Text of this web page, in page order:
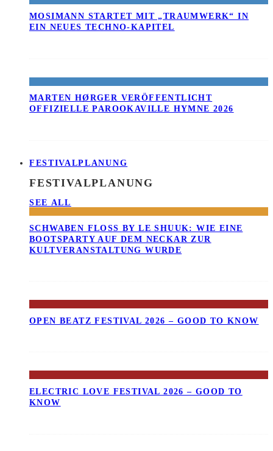
MOSIMANN STARTET MIT „TRAUMWERK“ IN
EIN NEUES TECHNO-KAPITEL
MARTEN HØRGER VERÖFFENTLICHT
OFFIZIELLE PAROOKAVILLE HYMNE 2026
FESTIVALPLANUNG
FESTIVALPLANUNG
SEE ALL
SCHWABEN FLOSS BY LE SHUUK: WIE EINE B
OOTSPARTY AUF DEM NECKAR ZUR K
ULTVERANSTALTUNG WURDE
OPEN BEATZ FESTIVAL 2026 – GOOD TO KNOW
ELECTRIC LOVE FESTIVAL 2026 – GOOD TO
KNOW